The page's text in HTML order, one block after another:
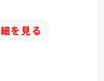
を見る